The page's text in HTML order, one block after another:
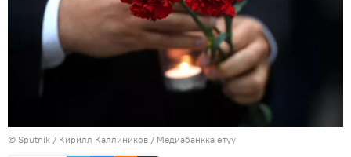
© Sputnik / Кирилл Каллиников / Медиабанкка өтүү